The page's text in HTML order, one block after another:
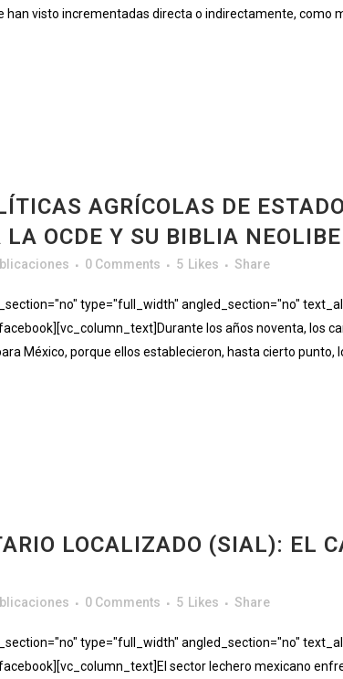
visto incrementadas directa o indirectamente, como
AGRÍCOLAS DE
OCDE Y SU BIBLIA
0 Comments 5 Likes Share
type="full_width" angled_section="no"
los años noventa, los
México, porque ellos establecieron, hasta cierto punto,
LOCALIZADO (SIAL): EL
0 Comments 5 Likes Share
type="full_width" angled_section="no"
sector lechero mexicano